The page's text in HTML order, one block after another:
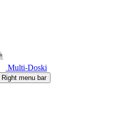
Multi-Doski
Right menu bar